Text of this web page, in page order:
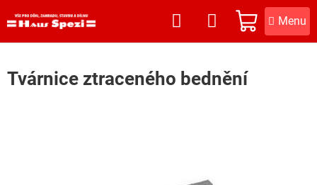
na
NÁKUPNÍ
KOŠÍK
Tvárnice ztraceného bednění